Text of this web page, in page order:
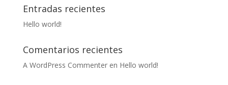
Entradas recientes
Hello world!
Comentarios recientes
A WordPress Commenteren Hello world!